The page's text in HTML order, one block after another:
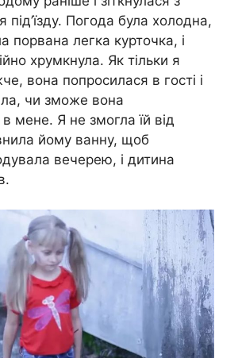
під’їзду. Погода була холодна,
порвана легка курточка, і
хрумкнула. Як тільки я
вона попросилася в гості і
чи зможе вона
мене. Я не змогла їй від
йому ванну, щоб
вечерею, і дитина